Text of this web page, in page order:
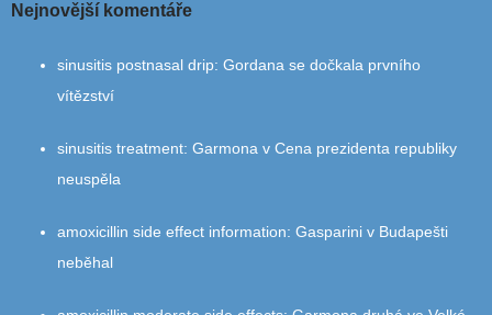
Nejnovější komentáře
sinusitis postnasal drip: Gordana se dočkala prvního
vítězství
sinusitis treatment: Garmona v Cena prezidenta republiky
neuspěla
amoxicillin side effect information: Gasparini v Budapešti
neběhal